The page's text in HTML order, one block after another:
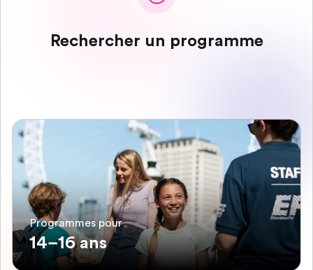
Rechercher un programme
Programmes pour
14–16 ans